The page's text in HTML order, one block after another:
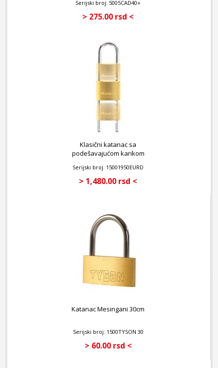
Serijski broj: 5005CAD40+
> 275.00 rsd <
Klasični katanac sa
podešavajućom karikom
Serijski broj: 15001950EURD
> 1,480.00 rsd <
Katanac Mesingani 30cm
Serijski broj: 1500TYSON 30
> 60.00 rsd <